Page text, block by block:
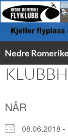
Nedre
TIL
INNHOLD
NÅR
08.06.2018